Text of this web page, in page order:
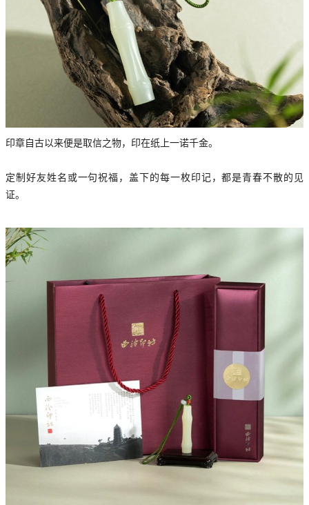
印章自古以来便是取信之物，印在纸上一诺千金。
定制好友姓名或一句祝福，盖下的每一枚印记，都是青春不散的见
证。